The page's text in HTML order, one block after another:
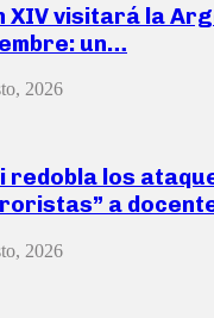
XIV visitará la
un…
2026
redobla los
a
2026